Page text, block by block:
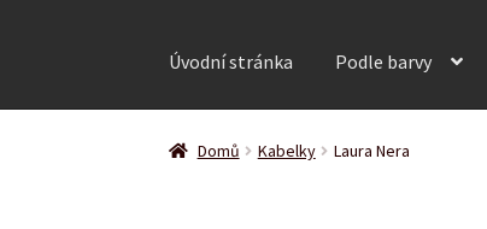
Úvodní stránka Podle barvy
Domů Kabelky Laura Nera